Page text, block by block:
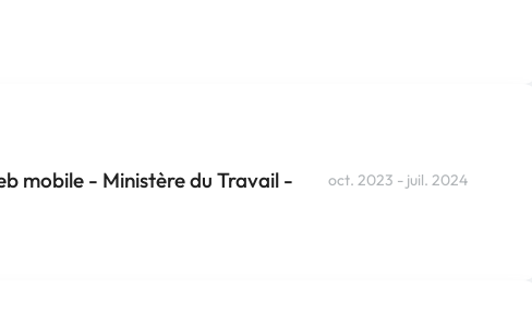
mobile - Ministère du Travail -
oct. 2023 - juil. 2024